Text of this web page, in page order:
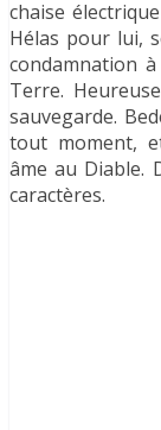
chaise
Hélas pour lui,
condamnation
Terre.
sauvegarde.
tout moment,
âme au Diable.
caractères.